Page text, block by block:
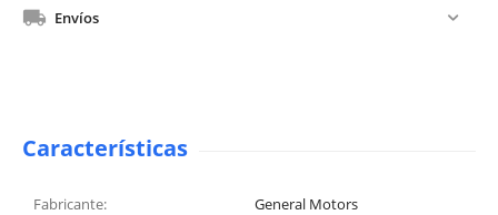
Envíos
Características
Fabricante:
General Motors